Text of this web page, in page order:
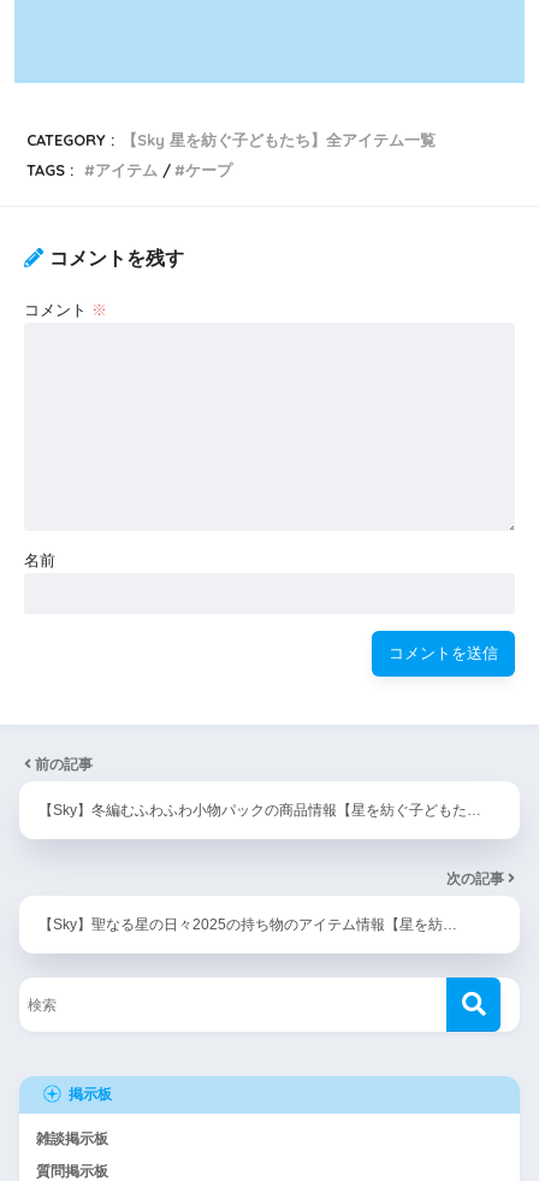
CATEGORY :
【Sky 星を紡ぐ子どもたち】全アイテム一覧
TAGS :
アイテム ケープ
コメントを残す
コメント ※
名前
前の記事
【Sky】冬編むふわふわ小物パックの商品情報【星を紡ぐ子どもた…
次の記事
【Sky】聖なる星の日々2025の持ち物のアイテム情報【星を紡…
掲示板
雑談掲示板
質問掲示板